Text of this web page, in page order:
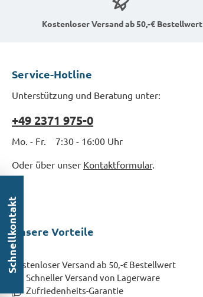
Kostenloser Versand ab 50,-€ Bestellwert
Service-Hotline
Unterstützung und Beratung unter:
+49 2371 975-0
Mo. - Fr. 7:30 - 16:00 Uhr
Oder über unser Kontaktformular.
Unsere Vorteile
Kostenloser Versand ab 50,-€ Bestellwert
Schneller Versand von Lagerware
Zufriedenheits-Garantie
Schnellkontakt